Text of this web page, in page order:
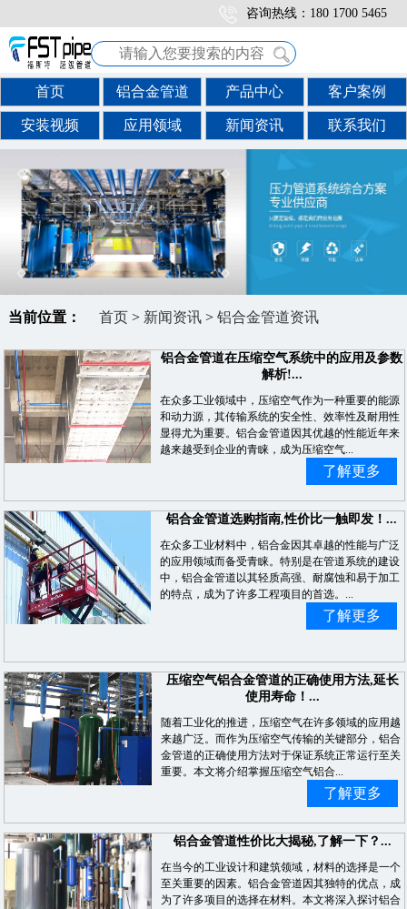
咨询热线：180 1700 5465
首页 铝合金管道 产品中心 客户案例
安装视频 应用领域 新闻资讯 联系我们
当前位置： 首页> 新闻资讯> 铝合金管道资讯
铝合金管道在压缩空气系统中的应用及参数
解析!...
在众多工业领域中，压缩空气作为一种重要的能源
和动力源，其传输系统的安全性、效率性及耐用性
显得尤为重要。铝合金管道因其优越的性能近年来
越来越受到企业的青睐，成为压缩空气...
了解更多
铝合金管道选购指南,性价比一触即发！...
在众多工业材料中，铝合金因其卓越的性能与广泛
的应用领域而备受青睐。特别是在管道系统的建设
中，铝合金管道以其轻质高强、耐腐蚀和易于加工
的特点，成为了许多工程项目的首选。...
了解更多
压缩空气铝合金管道的正确使用方法,延长
使用寿命！...
随着工业化的推进，压缩空气在许多领域的应用越
来越广泛。而作为压缩空气传输的关键部分，铝合
金管道的正确使用方法对于保证系统正常运行至关
重要。本文将介绍掌握压缩空气铝合...
了解更多
铝合金管道性价比大揭秘,了解一下？...
在当今的工业设计和建筑领域，材料的选择是一个
至关重要的因素。铝合金管道因其独特的优点，成
为了许多项目的选择在材料。本文将深入探讨铝合